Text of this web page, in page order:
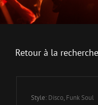
Retour à la
Style: Disco, Funk Soul